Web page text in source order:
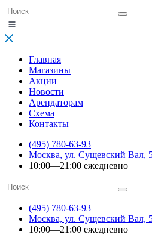
Главная
Магазины
Акции
Новости
Арендаторам
Схема
Контакты
(495) 780-63-93
Москва, ул. Сущевский Вал, 5
10:00—21:00 ежедневно
(495) 780-63-93
Москва, ул. Сущевский Вал, 5
10:00—21:00 ежедневно